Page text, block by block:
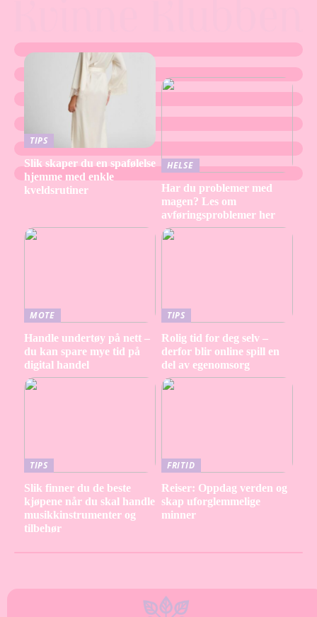
TIPS
Slik skaper du en spafølelse
hjemme med enkle
kveldsrutiner
HELSE
Har du problemer med
magen? Les om
avføringsproblemer her
MOTE
Handle undertøy på nett –
du kan spare mye tid på
digital handel
TIPS
Rolig tid for deg selv –
derfor blir online spill en
del av egenomsorg
TIPS
Slik finner du de beste
kjøpene når du skal handle
musikkinstrumenter og
tilbehør
FRITID
Reiser: Oppdag verden og
skap uforglemmelige
minner